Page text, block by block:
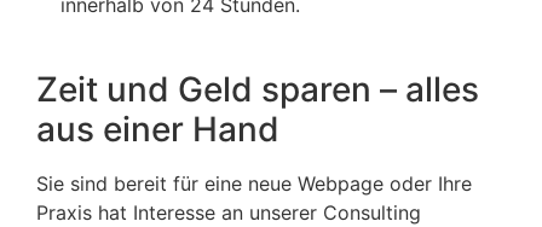
Zeit und Geld sparen – alles
aus einer Hand
Sie sind bereit für eine neue Webpage oder Ihre
Praxis hat Interesse an unserer Consulting